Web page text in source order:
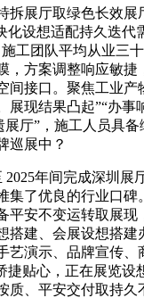
展厅取绿色长效展
化设想适配持久迭代
工团队平均从业三
，方案调整响应敏捷
间接口。聚焦工业产
展现结果凸起”“办事
厅”，施工人员具备
巡展中？
年间完成深圳展
集了优良的行业口碑
平安不变运转取展现
搭建、会展设想搭建
艺演示、品牌宣传、
捷贴心，正在展览设
质、平安交付取持久